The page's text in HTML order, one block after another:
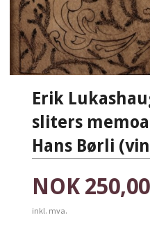
Erik
sliters
Hans Børli
Pris
NOK 250,00
inkl. mva.